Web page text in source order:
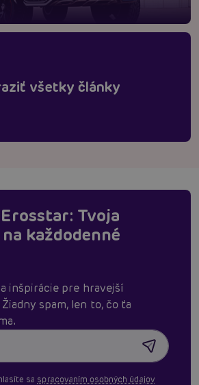
všetky články
Tvoja
každodenné
inšpirácie pre hravejší
spam, len to, čo ťa
sa spracovaním osobných údajov